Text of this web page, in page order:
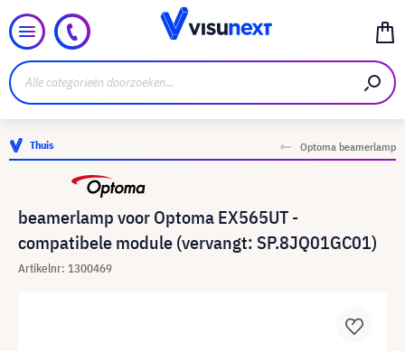
Thuis Optoma beamerlamp
beamerlamp voor Optoma EX565UT -
compatibele module (vervangt: SP.8JQ01GC01)
Artikelnr: 1300469